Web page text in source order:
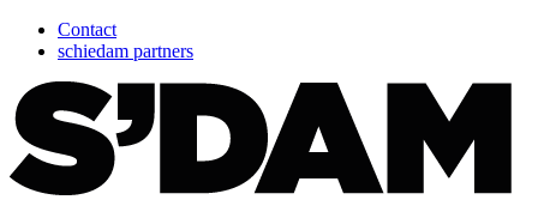
Contact
schiedam partners